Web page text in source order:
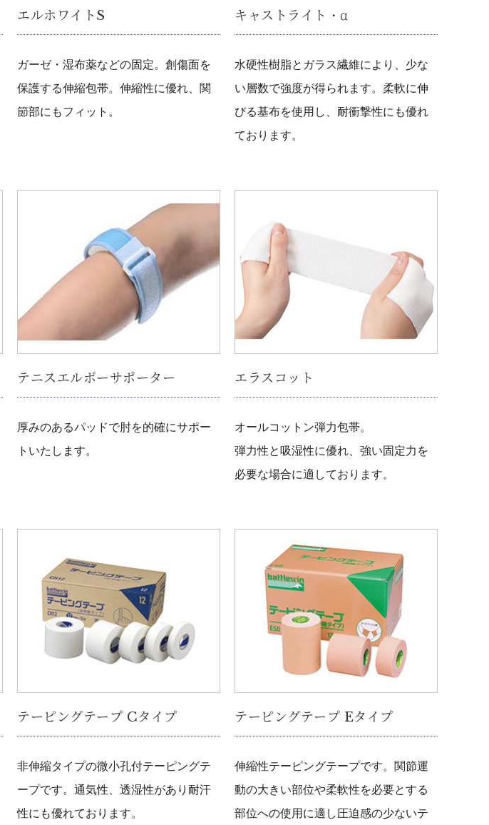
エルホワイトS
ガーゼ・湿布薬などの固定。創傷面を
保護する伸縮包帯。伸縮性に優れ、関
節部にもフィット。
キャストライト・α
水硬性樹脂とガラス繊維により、少な
い層数で強度が得られます。柔軟に伸
びる基布を使用し、耐衝撃性にも優れ
ております。
テニスエルボーサポーター
厚みのあるパッドで肘を的確にサポー
トいたします。
エラスコット
オールコットン弾力包帯。
弾力性と吸湿性に優れ、強い固定力を
必要な場合に適しております。
テーピングテープ Cタイプ
非伸縮タイプの微小孔付テーピングテ
ープです。通気性、透湿性があり耐汗
性にも優れております。
テーピングテープ Eタイプ
伸縮性テーピングテープです。関節運
動の大きい部位や柔軟性を必要とする
部位への使用に適し圧迫感の少ないテ